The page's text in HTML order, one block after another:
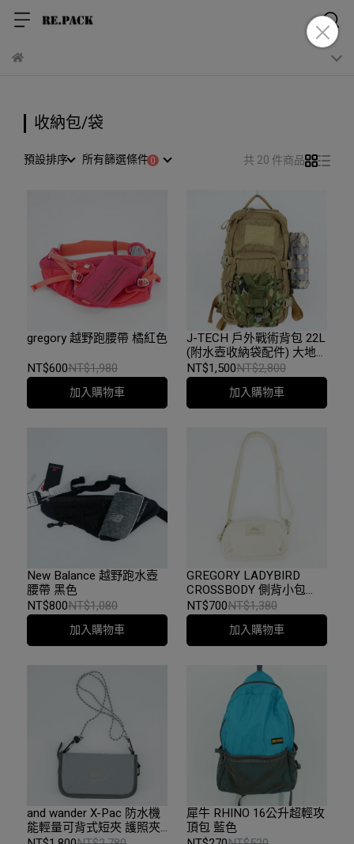
收納包/袋
預設排序 所有篩選條件 共 20 件商品
gregory 越野跑腰帶 橘紅色
NT$600NT$1,980
加入購物車
J-TECH 戶外戰術背包 22L
(附水壺收納袋配件) 大地
色
NT$1,500NT$2,800
加入購物車
New Balance 越野跑水壺
腰帶 黑色
NT$800NT$1,080
加入購物車
GREGORY LADYBIRD
CROSSBODY 側背小包
2.5L 奶油白
NT$700NT$1,380
加入購物車
and wander X-Pac 防水機
能輕量可背式短夾 護照夾
犀牛 RHINO 16公升超輕攻
頂包 藍色